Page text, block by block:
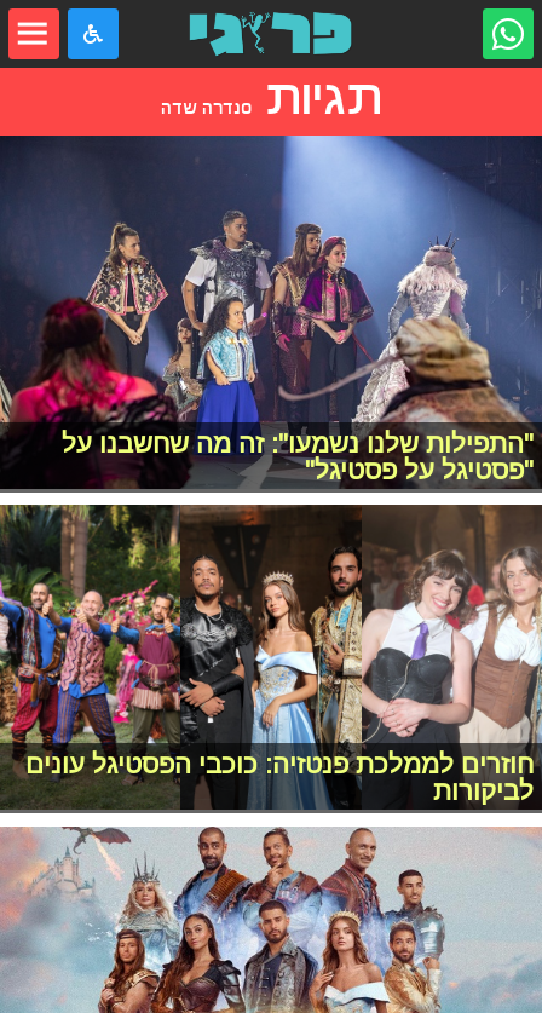
תגיותסנדרה שדה
"התפילות שלנו נשמעו": זה מה שחשבנו על
"פסטיגל על פסטיגל"
חוזרים לממלכת פנטזיה: כוכבי הפסטיגל עונים
לביקורות